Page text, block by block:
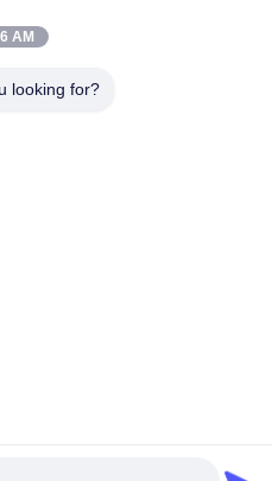
เหลี่ยมผืนผ้าขนาดบางพิเศษ 1.5
AM
looking for?